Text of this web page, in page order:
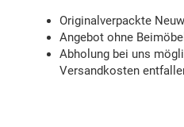
Originalverpackte
Angebot ohne
Abholung bei uns
Versandkosten